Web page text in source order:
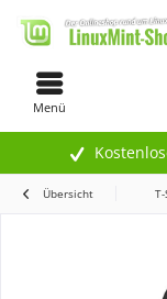
Menü
Übersicht